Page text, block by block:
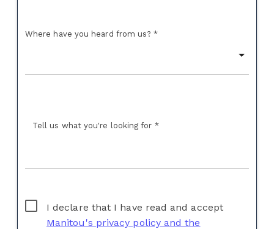
Where have you heard from us? *
Tell us what you're looking for *
I declare that I have read and accept
Manitou's privacy policy and the